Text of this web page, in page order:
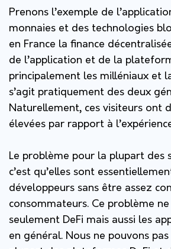
Prenons l’exemple de
monnaies et des technologies
en France la finance
de l’application et de la
principalement les milléniaux et
s’agit pratiquement des deux
Naturellement, ces visiteurs ont
élevées par rapport à
Le problème pour la plupart des
c’est qu’elles sont
développeurs sans être assez
consommateurs. Ce problème
seulement DeFi mais aussi les
en général. Nous ne pouvons